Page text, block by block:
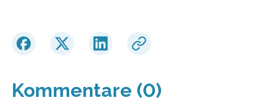
Kommentare (0)